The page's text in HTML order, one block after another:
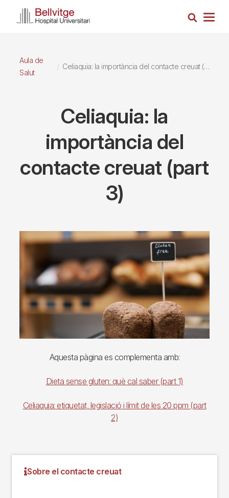
Cerca
Aula de
Salut
Celiaquia: la importància del contacte creuat (part 3)
Celiaquia: la
importància del
contacte creuat (part
3)
Imagen
Aquesta pàgina es complementa amb:
Dieta sense gluten: què cal saber (part 1)
Celiaquia: etiquetat, legislació i límit de les 20 ppm (part
2)
Sobre el contacte creuat